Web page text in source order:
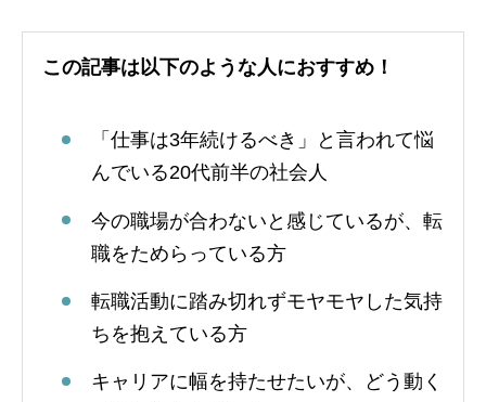
この記事は以下のような人におすすめ！
「仕事は3年続けるべき」と言われて悩
んでいる20代前半の社会人
今の職場が合わないと感じているが、転
職をためらっている方
転職活動に踏み切れずモヤモヤした気持
ちを抱えている方
キャリアに幅を持たせたいが、どう動く